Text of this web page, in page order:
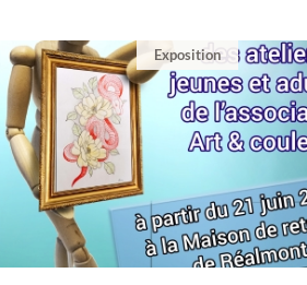
Exposition